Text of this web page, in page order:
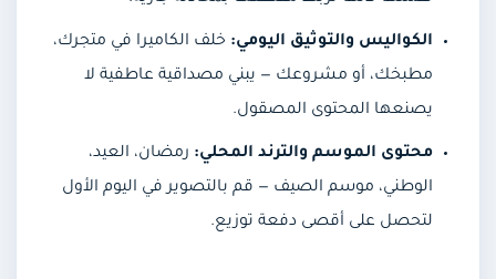
الكواليس والتوثيق اليومي: خلف الكاميرا في متجرك،
مطبخك، أو مشروعك — يبني مصداقية عاطفية لا
يصنعها المحتوى المصقول.
محتوى الموسم والترند المحلي: رمضان، العيد،
الوطني، موسم الصيف — قم بالتصوير في اليوم الأول
لتحصل على أقصى دفعة توزيع.